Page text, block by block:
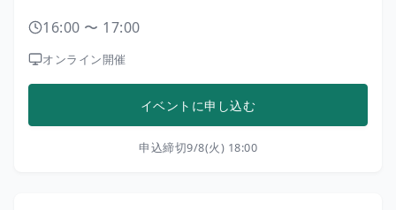
16:00 〜 17:00
オンライン開催
イベントに申し込む
申込締切9/8(火) 18:00